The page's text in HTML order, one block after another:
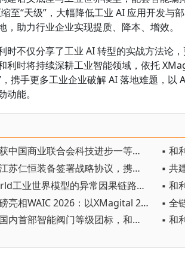
至“天级”，大幅降低工业 AI 应用开发与
，助力行业企业实现提质、降本、增效。
时不仅分享了工业 AI 转型的实战方法论
利时将持续深耕工业智能领域，依托
携手更多工业企业破解 AI 落地难题，以
能。
▪ 和利时斩获中国商业联合会科技进步一等奖/绿色电-氢 -氨一体化技术助力双碳转型
▪ 和利时与江苏仁恒装备签署战略协议，携手赋能造纸行业高质量发展
▪ 基于XWorld工业世界模型的异常因果链路智能追溯
▪ 和利时重磅亮相WAIC 2026：以XMagital 2.0，打造“自由定义、自主运行”的智能工厂
▪ 牵头制定国内首部智能阀门等级团标，和利时重新定义“智能”新赛道
▪ 和